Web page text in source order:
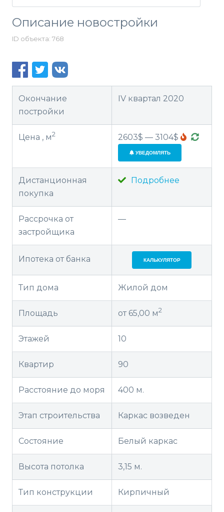
Описание новостройки
ID объекта: 768
Окончание
постройки
IV квартал 2020
Цена , м2 2603$ — 3104$
УВЕДОМЛЯТЬ
Дистанционная
покупка
Подробнее
Рассрочка от
застройщика
—
Ипотека от банка КАЛЬКУЛЯТОР
Тип дома Жилой дом
Площадь от 65,00 м2
Этажей 10
Квартир 90
Расстояние до моря 400 м.
Этап строительства Каркас возведен
Состояние Белый каркас
Высота потолка 3,15 м.
Тип конструкции Кирпичный